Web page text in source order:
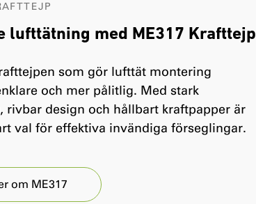
lufttätning med ME317 Krafttejp
som gör lufttät montering
och mer pålitlig. Med stark
rivbar design och hållbart kraftpapper är
val för effektiva invändiga förseglingar.
om ME317